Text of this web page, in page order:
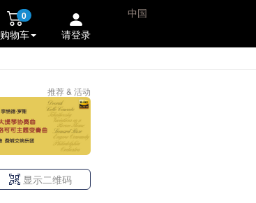
0
购物车 请登录
中国
推荐 & 活动
显示二维码